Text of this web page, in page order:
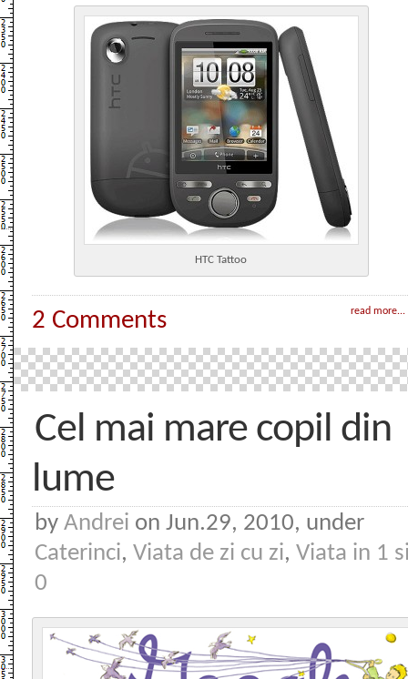
HTC Tattoo
read more...
2 Comments
Cel mai mare copil din
lume
by Andrei on Jun.29, 2010, under
Caterinci, Viata de zi cu zi, Viata in 1
0